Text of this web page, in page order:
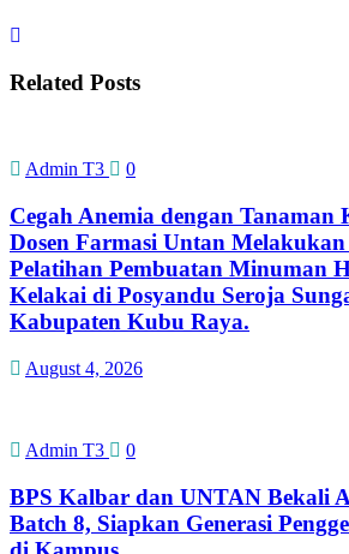
Related Posts
Admin T3 0
Cegah Anemia dengan Tanaman
Dosen Farmasi Untan
Pelatihan Pembuatan Minuman
Kelakai di Posyandu Seroja
Kabupaten Kubu Raya.
August 4, 2026
Admin T3 0
BPS Kalbar dan UNTAN Bekali
Batch 8, Siapkan Generasi